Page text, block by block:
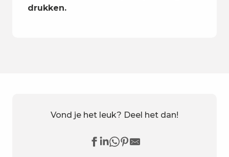
drukken.
Vond je het leuk? Deel het dan!